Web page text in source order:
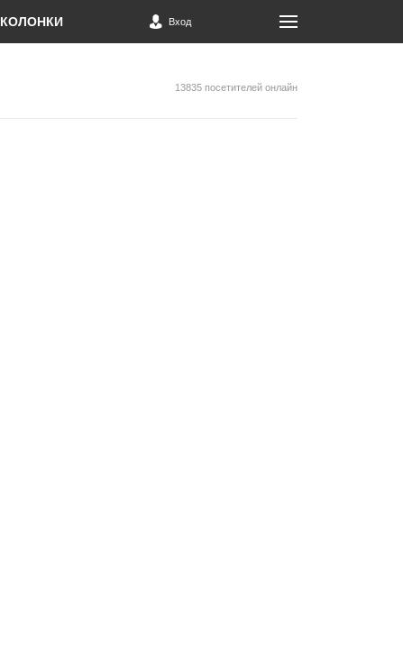
КОЛОНКИ Вход
13835 посетителей онлайн